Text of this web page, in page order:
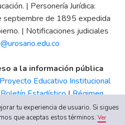
| Personería Jurídica:
septiembre de 1895 expedida
| Notificaciones judiciales
a la información pública
Proyecto Educativo Institucional
Boletín Estadístico|Régimen
|Código de Ética| Canal
UR
tu experiencia de usuario. Si sigues
que aceptas estos términos.Ver